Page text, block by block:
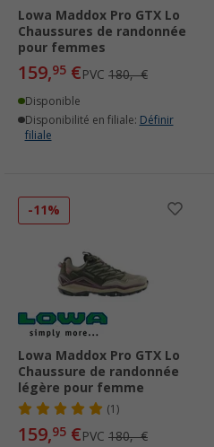
Lowa Maddox Pro GTX Lo
Chaussures de randonnée
pour femmes
159,95 €PVC 180,- €
Disponible
Disponibilité en filiale: Définir
filiale
-11%
Lowa Maddox Pro GTX Lo
Chaussure de randonnée
légère pour femme
(1)
159,95 €PVC 180,- €